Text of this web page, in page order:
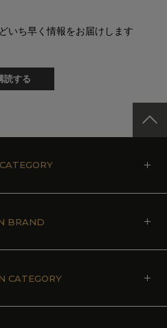
いち早く情報をお届けします
読する
BRAND
CATEGORY